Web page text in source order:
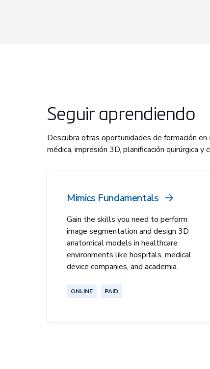
Seguir aprendiendo
Descubra otras oportunidades de formación
médica, impresión 3D, planificación quirúrgica
Mimics Fundamentals
Gain the skills you need to perform
image segmentation and design 3D
anatomical models in healthcare
environments like hospitals, medical
device companies, and academia.
ONLINE PAID